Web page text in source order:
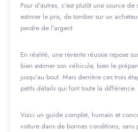
Pour d’autres, c’est plutôt une source
estimer le prix, de tomber sur un
perdre de l’argent.
En réalité, une revente réussie repose
bien estimer son véhicule, bien le
jusqu’au bout. Mais derrière ces trois
petits détails qui font toute la différence.
Voici un guide complet, humain et
voiture dans de bonnes conditions,